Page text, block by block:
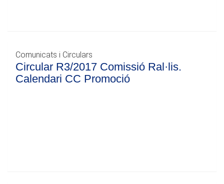
Comunicats i Circulars
Circular R3/2017 Comissió Ral·lis.
Calendari CC Promoció